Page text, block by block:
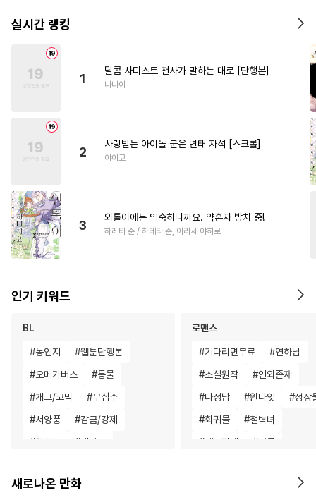
실시간 랭킹
1
달콤 사디스트 천사가 말하는 대로 [단행본]
나나이
2
사랑받는 아이돌 군은 변태 자석 [스크롤]
야이코
3
외톨이에는 익숙하니까요. 약혼자 방치 중!
하레타 준 / 하레타 준, 아라세 야히로
인기 키워드
BL
#동인지 #웹툰단행본
#오메가버스 #동물
#개그/코믹 #무심수
#서양풍 #감금/강제
#상처공 #계략공
#페티쉬 #사랑꾼공
로맨스
#기다리면무료 #연하남
#소설원작 #인외존재
#다정남 #원나잇 #성장
#회귀물 #철벽녀
#애증관계 #절륜
새로나온 만화